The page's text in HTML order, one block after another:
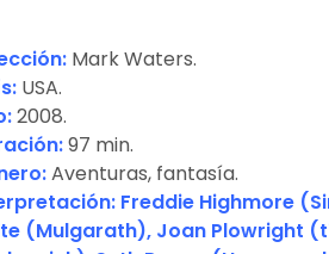
Mark Waters.
USA.
2008.
:97 min.
Aventuras, fantasía.
Freddie Highmore
(Mulgarath), Joan Plowright